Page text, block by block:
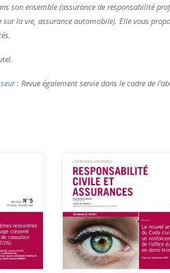
son ensemble (assurance de responsabilité
sur la vie, assurance automobile). Elle vous
: Revue également servie dans le cadre de